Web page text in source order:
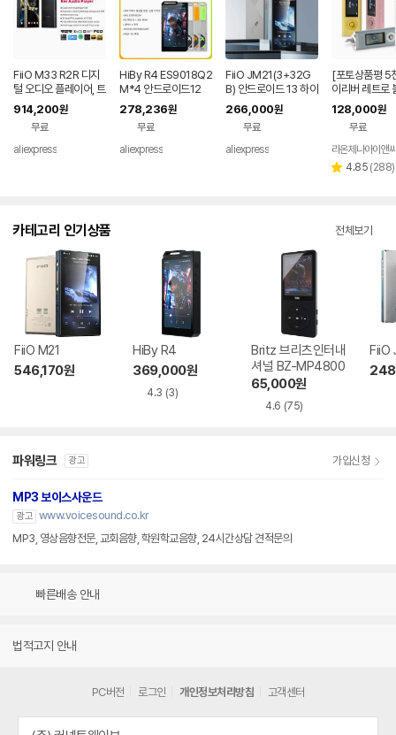
FiiO M33 R2R 디지
털 오디오 플레이어, 트
루 R2R DAC, 스냅드
래곤 680, 8GB+128
GB, 5.5인치 풀 HD
디스플레이 탑재
914,200원
무료
aliexpress
HiBy R4 ES9018Q2
M*4 안드로이드12
하이파이 음악 플레이
어 MP3 오디오 블루
투스 WiFi DSD256
MQA 16x USB DAC
헤드폰 앰프 11시간 사
278,236원
무료
aliexpress
FiiO JM21(3+32G
B) 안드로이드 13 하이
레졸루션 음악 플레이
어 MP3 스냅드래곤 6
80, 블루투스 와이파
이 USB DAC 12.5시
간 재생
266,000원
무료
aliexpress
[포토상품평 5
이리버 레트로
스 MP3플레이
10 프리즘
B 컬러LCD 블
인아웃 FLAC
오 소형 음성녹
128,000원
무료
라온제나아이앤
별 4.85 리
(288)
카테고리 인기상품 전체보기
FiiO M21
546,170원
HiBy R4
369,000원
4.3 (3)
Britz 브리츠인터내
셔널 BZ-MP4800
65,000원
4.6 (75)
FiiO
파워링크 광고 가입신청
MP3 보이스사운드
광고 www.voicesound.co.kr
MP3, 영상음향전문, 교회음향, 학원학교음향, 24시간상담 견적문의
빠른배송 안내
법적고지 안내
PC버전 로그인 개인정보처리방침 고객센터